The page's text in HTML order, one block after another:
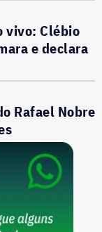
vivo: Clébio
e declara
Rafael Nobre